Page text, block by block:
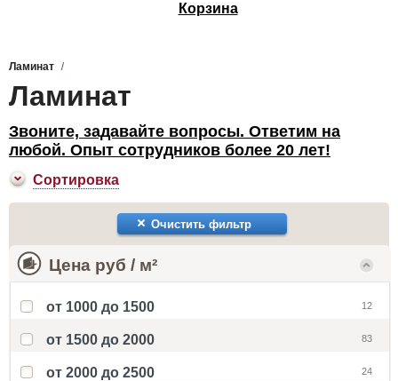
Корзина
Ламинат
Ламинат
Звоните, задавайте вопросы. Ответим на
любой. Опыт сотрудников более 20 лет!
Сортировка
Очистить фильтр
Цена руб / м²
от 1000 до 1500 12
от 1500 до 2000 83
от 2000 до 2500 24